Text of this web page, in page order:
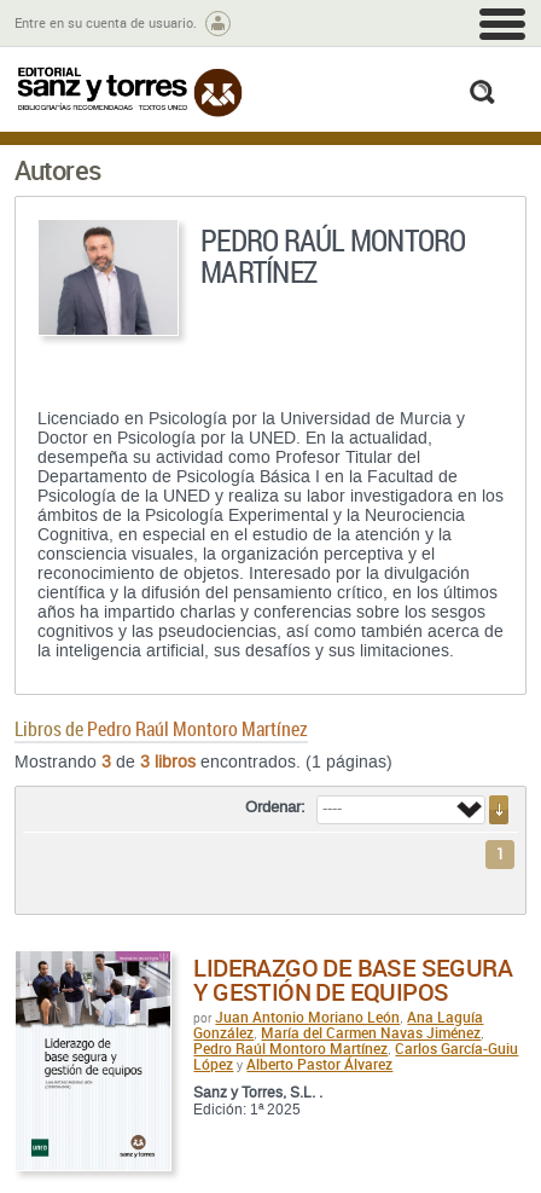
Entre en su cuenta de usuario.
Autores
PEDRO RAÚL MONTORO
MARTÍNEZ
Licenciado en Psicología por la Universidad de Murcia y
Doctor en Psicología por la UNED. En la actualidad,
desempeña su actividad como Profesor Titular del
Departamento de Psicología Básica I en la Facultad de
Psicología de la UNED y realiza su labor investigadora en los
ámbitos de la Psicología Experimental y la Neurociencia
Cognitiva, en especial en el estudio de la atención y la
consciencia visuales, la organización perceptiva y el
reconocimiento de objetos. Interesado por la divulgación
científica y la difusión del pensamiento crítico, en los últimos
años ha impartido charlas y conferencias sobre los sesgos
cognitivos y las pseudociencias, así como también acerca de
la inteligencia artificial, sus desafíos y sus limitaciones.
Libros dePedro Raúl Montoro Martínez
Mostrando 3 de 3 libros encontrados. (1 páginas)
Ordenar:
1
LIDERAZGO DE BASE SEGURA
Y GESTIÓN DE EQUIPOS
porJuan Antonio Moriano León ,Ana Laguía
González María del Carmen Navas Jiménez
Pedro Raúl Montoro Martínez ,Carlos García-Guiu
López yAlberto Pastor Álvarez
Sanz y Torres, S.L. .
Edición: 1ª 2025